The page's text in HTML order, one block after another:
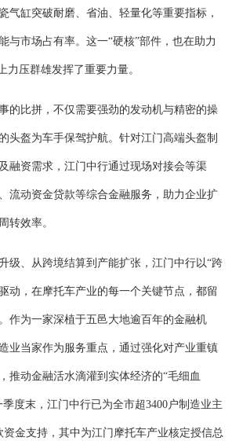
气缸突破耐磨、省油、轻量化等重要指标，
与市场占有率。这一“硬核”部件，也在助力
力压群雄发挥了重要力量。
的比拼，不仅需要强劲的发动机与精密的操
头盔为车手保驾护航。针对江门高端头盔制
融资需求，江门中行通过现场对接会等渠
流动资金贷款等综合金融服务，助力企业扩
转效率。
级、从跨境结算到产能扩张，江门中行以“跨
动，在摩托车产业的每一个关键节点，都留
作为一家深植于五邑大地逾百年的金融机
业当家作为服务重点，通过强化对产业重镇
推动金融活水滴灌到实体经济的“毛细血
季度末，江门中行已为全市超3400户制造业主
资金支持，其中为江门摩托车产业核定授信总